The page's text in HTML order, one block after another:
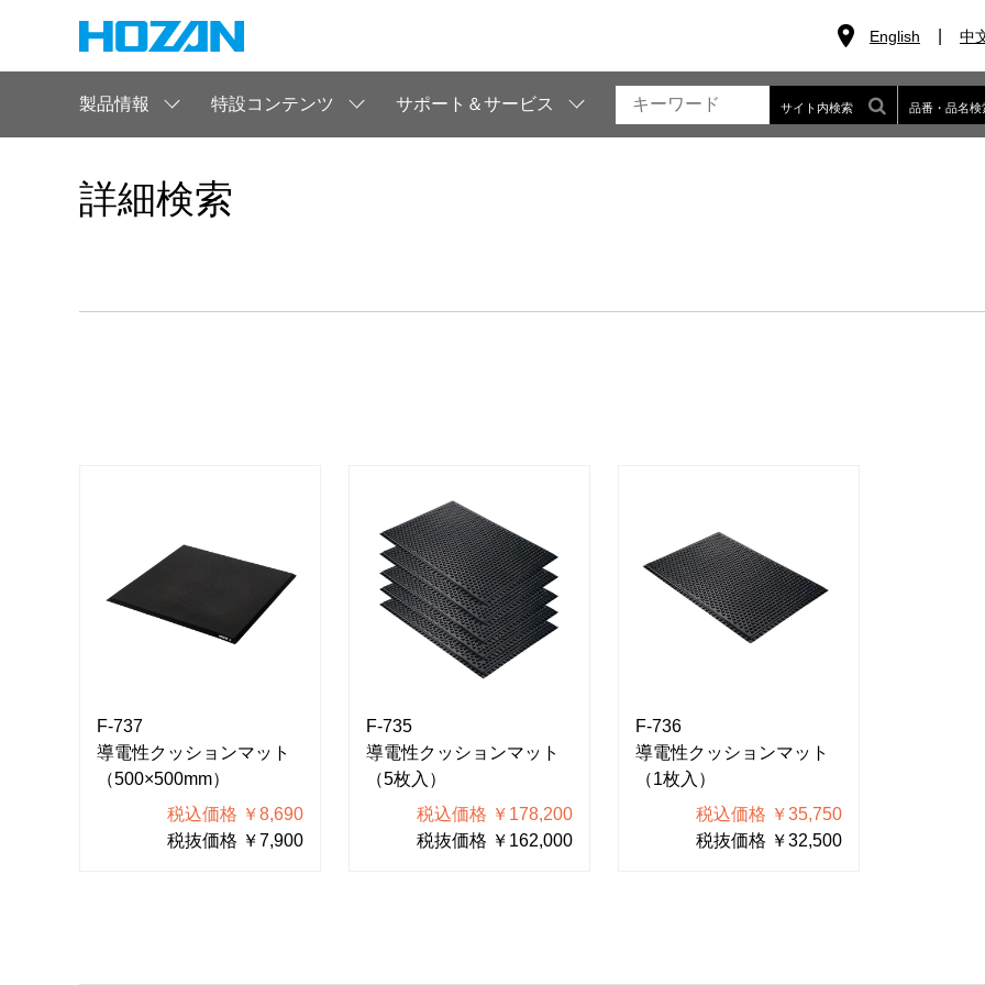
English 中
製品情報 特設コンテンツ サポート＆サービス サイト内検索 品番・品名検
詳細検索
F-737
導電性クッションマット
（500×500mm）
税込価格 ￥8,690
税抜価格 ￥7,900
F-735
導電性クッションマット
（5枚入）
税込価格 ￥178,200
税抜価格 ￥162,000
F-736
導電性クッションマット
（1枚入）
税込価格 ￥35,750
税抜価格 ￥32,500